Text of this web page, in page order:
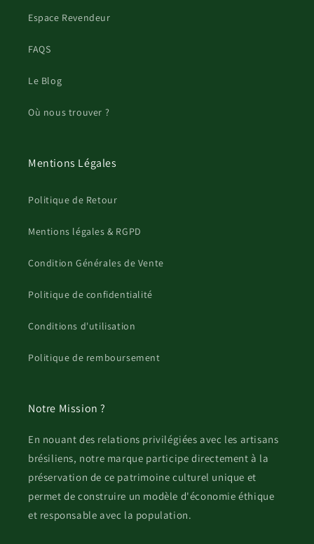
Espace Revendeur
FAQS
Le Blog
Où nous trouver ?
Mentions Légales
Politique de Retour
Mentions légales & RGPD
Condition Générales de Vente
Politique de confidentialité
Conditions d'utilisation
Politique de remboursement
Notre Mission ?
En nouant des relations privilégiées avec les artisans
brésiliens, notre marque participe directement à la
préservation de ce patrimoine culturel unique et
permet de construire un modèle d'économie éthique
et responsable avec la population.